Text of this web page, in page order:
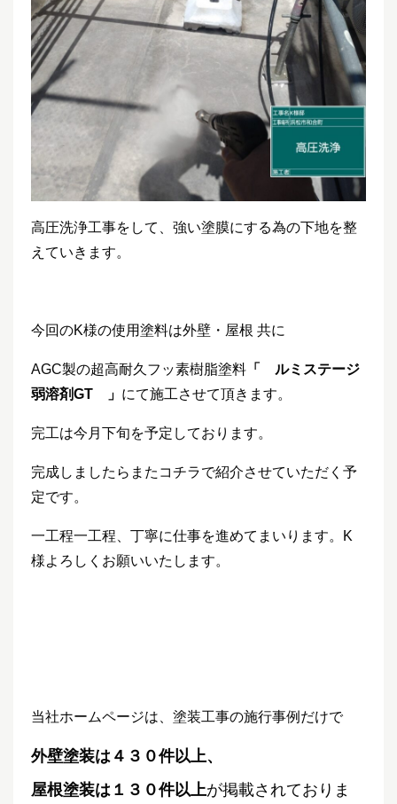
高圧洗浄工事をして、強い塗膜にする為の下地を整
えていきます。
今回のK様の使用塗料は外壁・屋根 共に
AGC製の超高耐久フッ素樹脂塗料 「 ルミステージ
弱溶剤GT 」 にて施工させて頂きます。
完工は今月下旬を予定しております。
完成しましたらまたコチラで紹介させていただく予
定です。
一工程一工程、丁寧に仕事を進めてまいります。K
様よろしくお願いいたします。
当社ホームページは、塗装工事の施行事例だけで
外壁塗装は４３０件以上、
屋根塗装は１３０件以上が掲載されておりま